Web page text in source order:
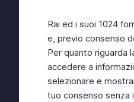
Rai ed i suoi 1024
e, previo consenso
Per quanto riguarda
accedere a
selezionare e
tuo consenso senza